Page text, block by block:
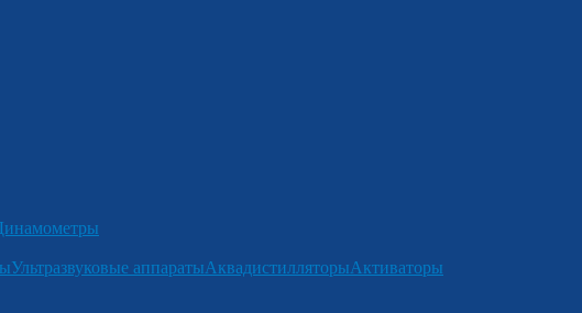
Ультразвуковые аппаратыАквадистилляторыАктиваторы